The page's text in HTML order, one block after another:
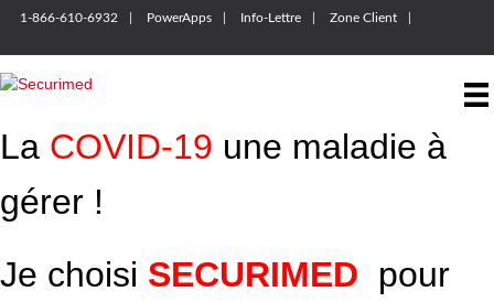
1-866-610-6932 PowerApps Info-Lettre Zone Client
La COVID-19 une maladie à
gérer !
Je choisi SECURIMED pour